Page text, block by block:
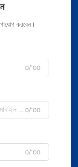
করবেন।
0/100
0/100
0/100